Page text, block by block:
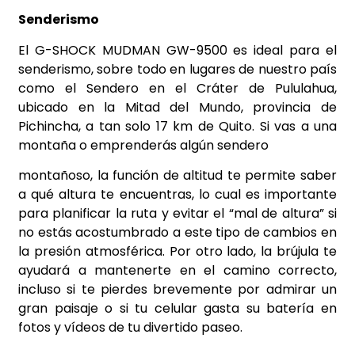
Senderismo
El G-SHOCK MUDMAN GW-9500 es ideal para el
senderismo, sobre todo en lugares de nuestro país
como el Sendero en el Cráter de Pululahua,
ubicado en la Mitad del Mundo, provincia de
Pichincha, a tan solo 17 km de Quito. Si vas a una
montaña o emprenderás algún sendero
montañoso, la función de altitud te permite saber
a qué altura te encuentras, lo cual es importante
para planificar la ruta y evitar el “mal de altura” si
no estás acostumbrado a este tipo de cambios en
la presión atmosférica. Por otro lado, la brújula te
ayudará a mantenerte en el camino correcto,
incluso si te pierdes brevemente por admirar un
gran paisaje o si tu celular gasta su batería en
fotos y vídeos de tu divertido paseo.